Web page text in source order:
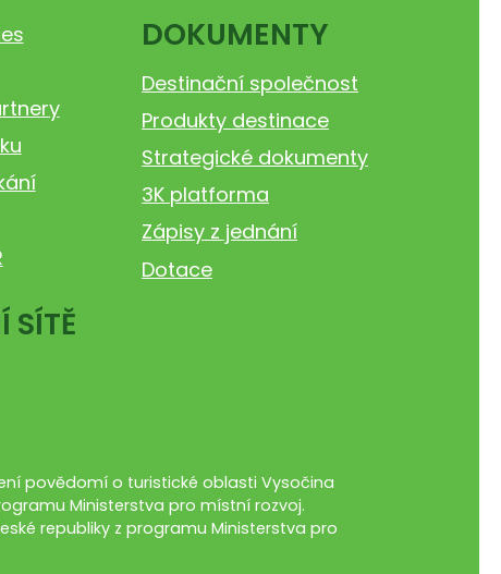
SÍTĚ
DOKUMENTY
Destinační společnost
Produkty destinace
Strategické dokumenty
3K platforma
Zápisy z jednání
Dotace
povědomí o turistické oblasti Vysočina
Ministerstva pro místní rozvoj.
republiky z programu Ministerstva pro